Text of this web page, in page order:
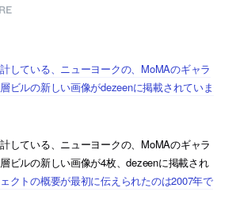
している、ニューヨークの、MoMAのギャラ
ビルの新しい画像がdezeenに掲載されていま
している、ニューヨークの、MoMAのギャラ
ビルの新しい画像が4枚、dezeenに掲載され
クトの概要が最初に伝えられたのは2007年で